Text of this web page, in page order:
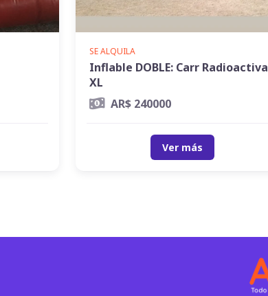
SE ALQUILA
Inflable DOBLE: Carr Radioactiva
XL
AR$ 240000
Ver más